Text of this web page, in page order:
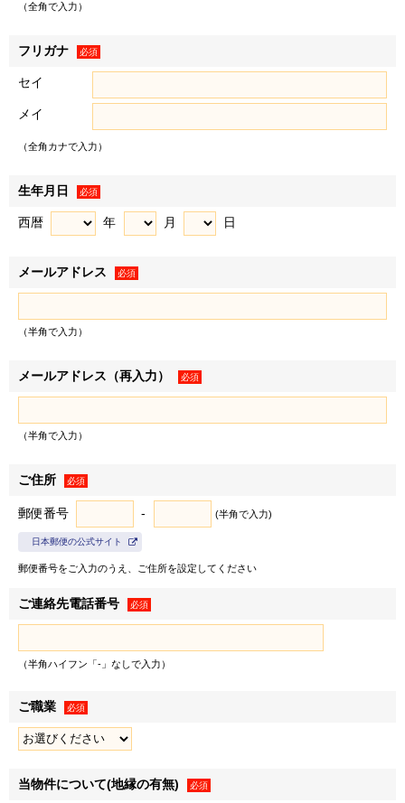
＜例として、以下の情報を取得します＞
• お客様から提供された情報（氏名、住所、電話番号、電
子メールアドレス、生年月日、性別、職業など、お客様から
提供された一切の情報で、物件来場後に不動産取引に際して
２．お客様は、登録した情報に変更があった場合、下記「個
うえ登録情報を変更するものとします。変更登録がなされな
不利益を被ることがありますが、弊社に帰責事由がない限
り、弊社は責任を負いません。
利用目的
連結子会社とし、以下同じとします）は、お客様情報を以下
１．弊社の事業に関する商品・サービスの提供のため
＜例として、以下の利用目的が含まれます＞
• 郵便物・電子メール・電話等による営業活動
• 不動産に関するお客様との契約や取引の履行
• 不動産引渡し後のレジデンシャル・カスタマーサービス
の提供
メール・電話等による連絡、問い合わせ対応
食･住･遊･働に関わる商品・サービスの紹介
情報・特典の提供のため
• 各種セミナー・キャンペーン・イベントの案内
（全角で入力）
フリガナ 必須
セイ
メイ
（全角カナで入力）
生年月日 必須
西暦 年 月 日
メールアドレス 必須
（半角で入力）
メールアドレス（再入力） 必須
（半角で入力）
ご住所 必須
郵便番号 - (半角で入力)
日本郵便の公式サイト
郵便番号をご入力のうえ、ご住所を設定してください
ご連絡先電話番号 必須
（半角ハイフン「-」なしで入力）
ご職業 必須
当物件について(地縁の有無) 必須